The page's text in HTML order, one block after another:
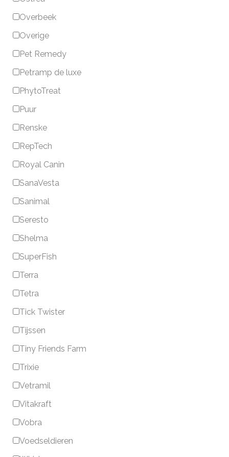
Overbeek
Overige
Pet Remedy
Petramp de luxe
PhytoTreat
Puur
Renske
RepTech
Royal Canin
SanaVesta
Sanimal
Seresto
Shelma
SuperFish
Terra
Tetra
Tick Twister
Tijssen
Tiny Friends Farm
Trixie
Vetramil
Vitakraft
Vobra
Voedseldieren